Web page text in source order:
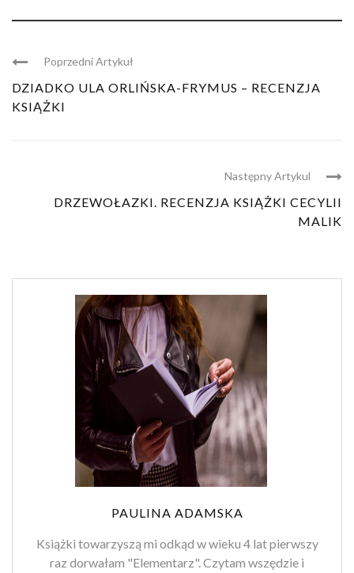
Poprzedni Artykuł
DZIADKO ULA ORLIŃSKA-FRYMUS – RECENZJA
KSIĄŻKI
Następny Artykul
DRZEWOŁAZKI. RECENZJA KSIĄŻKI CECYLII
MALIK
PAULINA ADAMSKA
Książki towarzyszą mi odkąd w wieku 4 lat pierwszy
raz dorwałam "Elementarz". Czytam wszędzie i